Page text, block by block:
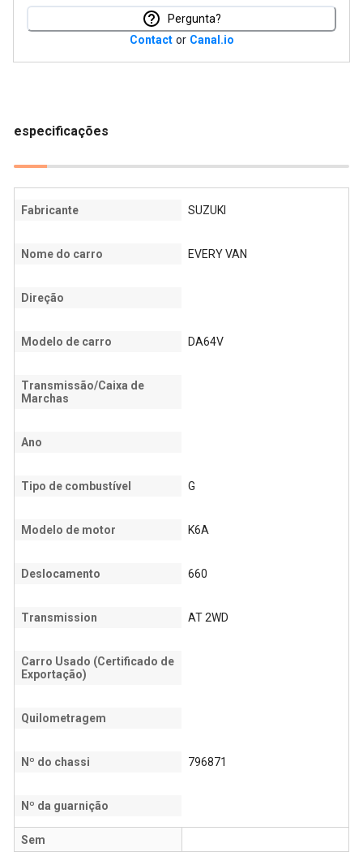
Pergunta?
Contact or Canal.io
especificações
Fabricante SUZUKI
Nome do carro EVERY VAN
Direção
Modelo de carro DA64V
Transmissão/Caixa de
Marchas
Ano
Tipo de combustível G
Modelo de motor K6A
Deslocamento 660
Transmission AT 2WD
Carro Usado (Certificado de
Exportação)
Quilometragem
Nº do chassi 796871
Nº da guarnição
Sem